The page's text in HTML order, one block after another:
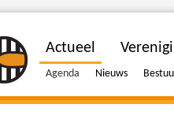
Actueel
Agenda Nieuws